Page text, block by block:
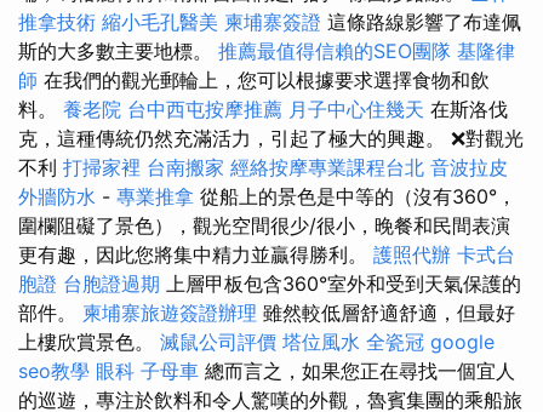
推拿技術 縮小毛孔醫美 柬埔寨簽證 這條路線影響了布達佩
斯的大多數主要地標。 推薦最值得信賴的SEO團隊 基隆律
師 在我們的觀光郵輪上，您可以根據要求選擇食物和飲
料。 養老院 台中西屯按摩推薦 月子中心住幾天 在斯洛伐
克，這種傳統仍然充滿活力，引起了極大的興趣。 ❌對觀光
不利 打掃家裡 台南搬家 經絡按摩專業課程台北 音波拉皮
外牆防水 - 專業推拿 從船上的景色是中等的（沒有360°，
圍欄阻礙了景色），觀光空間很少/很小，晚餐和民間表演
更有趣，因此您將集中精力並贏得勝利。 護照代辦 卡式台
胞證 台胞證過期 上層甲板包含360°室外和受到天氣保護的
部件。 柬埔寨旅遊簽證辦理 雖然較低層舒適舒適，但最好
上樓欣賞景色。 滅鼠公司評價 塔位風水 全瓷冠 google
seo教學 眼科 子母車 總而言之，如果您正在尋找一個宜人
的巡遊，專注於飲料和令人驚嘆的外觀，魯賓集團的乘船旅